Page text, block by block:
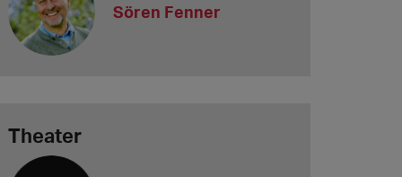
Sören Fenner
Theater